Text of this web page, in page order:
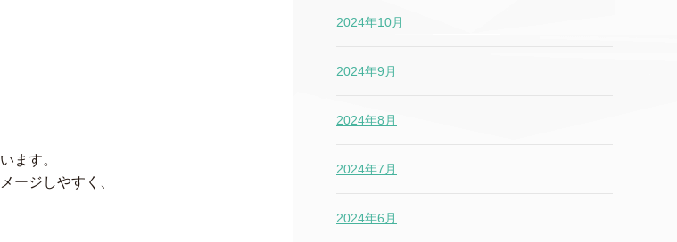
ます。
ージしやすく、
2024年10月
2024年9月
2024年8月
2024年7月
2024年6月